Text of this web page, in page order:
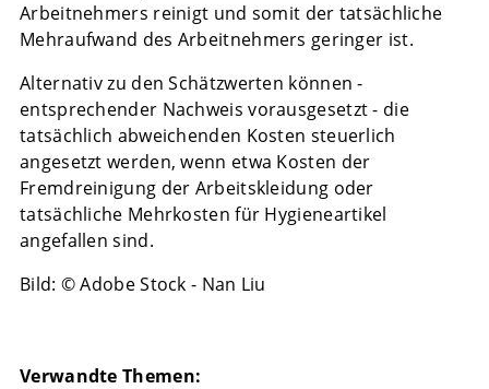
Arbeitnehmers reinigt und somit der tatsächliche
Mehraufwand des Arbeitnehmers geringer ist.
Alternativ zu den Schätzwerten können -
entsprechender Nachweis vorausgesetzt - die
tatsächlich abweichenden Kosten steuerlich
angesetzt werden, wenn etwa Kosten der
Fremdreinigung der Arbeitskleidung oder
tatsächliche Mehrkosten für Hygieneartikel
angefallen sind.
Bild: © Adobe Stock - Nan Liu
Verwandte Themen: